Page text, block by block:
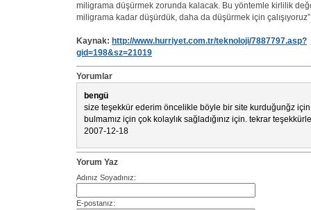
miligrama düşürmek zorunda kalacak. Bu yöntemle kirlilik
miligrama kadar düşürdük, daha da düşürmek için
Kaynak: http://www.hurriyet.com.tr/teknoloji/7887797.asp?
gid=198&sz=21019
Yorumlar
bengü
size teşekkür ederim öncelikle böyle bir site kurduğunğz
bulmamız için çok kolaylık sağladığınız için. tekrar
2007-12-18
Yorum Yaz
Adınız Soyadınız:
E-postanız: